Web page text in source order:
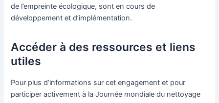
de l’empreinte écologique, sont en cours de
développement et d’implémentation.
Accéder à des ressources et liens
utiles
Pour plus d’informations sur cet engagement et pour
participer activement à la Journée mondiale du nettoyage